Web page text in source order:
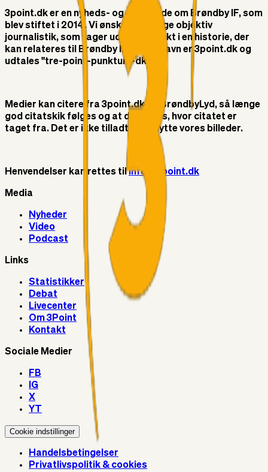
3point.dk er en nyheds- og debatside om Brøndby IF, som
blev stiftet i 2014. Vi ønsker at bringe objektiv
journalistik, som tager udgangspunkt i en historie, der
kan relateres til Brøndby IF. Vores navn er 3point.dk og
udtales "tre-point-punktum-dk"
Medier kan citere fra 3point.dk og BrøndbyLyd, så længe
god citatskik følges og at der linkes, hvor citatet er
taget fra. Det er ikke tilladt at benytte vores billeder.
Henvendelser kan rettes tilinfo@3point.dk
Media
Nyheder
Video
Podcast
Links
Statistikker
Debat
Livecenter
Om 3Point
Kontakt
Sociale Medier
FB
IG
X
YT
Cookie indstillinger
Handelsbetingelser
Privatlivspolitik & cookies